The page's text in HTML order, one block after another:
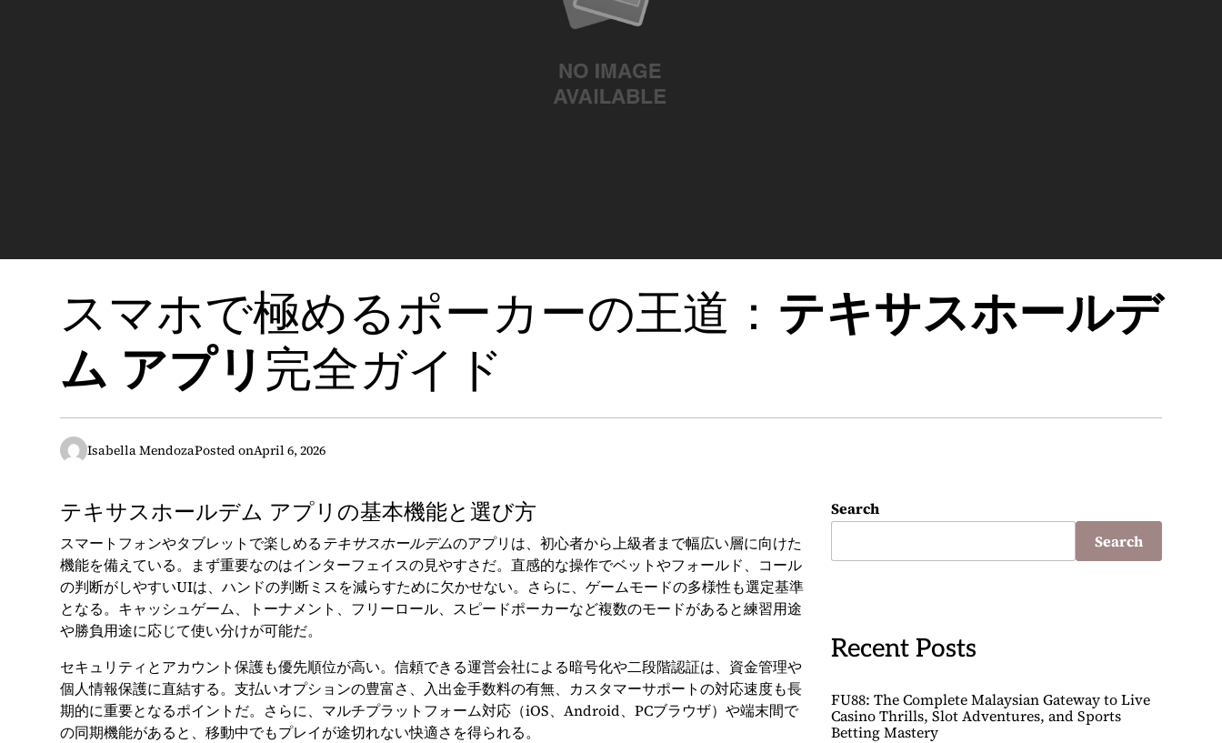
スマホで極めるポーカーの王道： テキサスホールデ
ム アプリ 完全ガイド
Isabella MendozaPosted onApril 6, 2026
テキサスホールデム アプリの基本機能と選び方
スマートフォンやタブレットで楽しめるテキサスホールデムのアプリは、初心者から上級者まで幅広い層に向けた
機能を備えている。まず重要なのはインターフェイスの見やすさだ。直感的な操作でベットやフォールド、コール
の判断がしやすいUIは、ハンドの判断ミスを減らすために欠かせない。さらに、ゲームモードの多様性も選定基準
となる。キャッシュゲーム、トーナメント、フリーロール、スピードポーカーなど複数のモードがあると練習用途
や勝負用途に応じて使い分けが可能だ。
セキュリティとアカウント保護も優先順位が高い。信頼できる運営会社による暗号化や二段階認証は、資金管理や
個人情報保護に直結する。支払いオプションの豊富さ、入出金手数料の有無、カスタマーサポートの対応速度も長
期的に重要となるポイントだ。さらに、マルチプラットフォーム対応（iOS、Android、PCブラウザ）や端末間で
の同期機能があると、移動中でもプレイが途切れない快適さを得られる。
Search
Search
Recent Posts
FU88: The Complete Malaysian Gateway to Live
Casino Thrills, Slot Adventures, and Sports
Betting Mastery